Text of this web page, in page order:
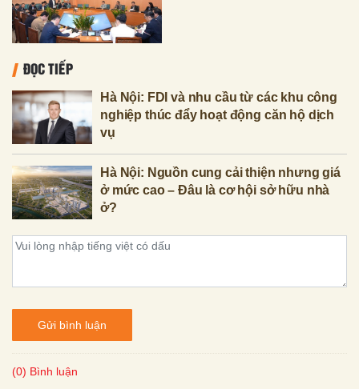
ĐỌC TIẾP
Hà Nội: FDI và nhu cầu từ các khu công
nghiệp thúc đẩy hoạt động căn hộ dịch
vụ
Hà Nội: Nguồn cung cải thiện nhưng giá
ở mức cao – Đâu là cơ hội sở hữu nhà
ở?
Gửi bình luận
(0) Bình luận